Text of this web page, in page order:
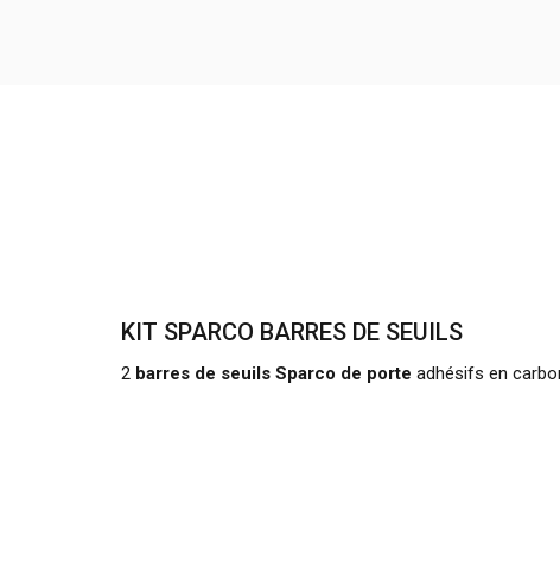
KIT SPARCO BARRES DE SEUILS
2 barres de seuils Sparco de porte adhésifs en